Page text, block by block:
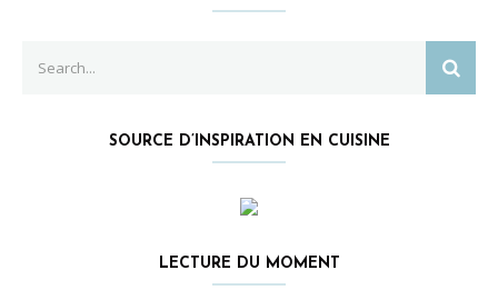
for:
SOURCE D’INSPIRATION EN CUISINE
LECTURE DU MOMENT